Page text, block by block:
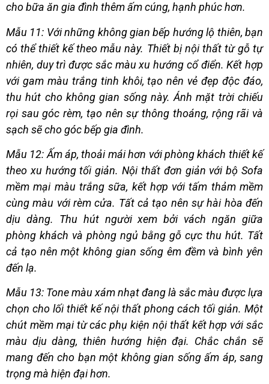
cho bữa ăn gia đình thêm ấm cúng, hạnh phúc hơn.
Mẫu 11: Với những không gian bếp hướng lộ thiên, bạn
có thể thiết kế theo mẫu này. Thiết bị nội thất từ gỗ tự
nhiên, duy trì được sắc màu xu hướng cổ điển. Kết hợp
với gam màu trắng tinh khôi, tạo nên vẻ đẹp độc đáo,
thu hút cho không gian sống này. Ánh mặt trời chiếu
rọi sau góc rèm, tạo nên sự thông thoáng, rộng rãi và
sạch sẽ cho góc bếp gia đình.
Mẫu 12: Ấm áp, thoải mái hơn với phòng khách thiết kế
theo xu hướng tối giản. Nội thất đơn giản với bộ Sofa
mềm mại màu trắng sữa, kết hợp với tấm thảm mềm
cùng màu với rèm cửa. Tất cả tạo nên sự hài hòa đến
dịu dàng. Thu hút người xem bởi vách ngăn giữa
phòng khách và phòng ngủ bằng gỗ cực thu hút. Tất
cả tạo nên một không gian sống êm đềm và bình yên
đến lạ.
Mẫu 13: Tone màu xám nhạt đang là sắc màu được lựa
chọn cho lối thiết kế nội thất phong cách tối giản. Một
chút mềm mại từ các phụ kiện nội thất kết hợp với sắc
màu dịu dàng, thiên hướng hiện đại. Chắc chắn sẽ
mang đến cho bạn một không gian sống ấm áp, sang
trọng mà hiện đại hơn.